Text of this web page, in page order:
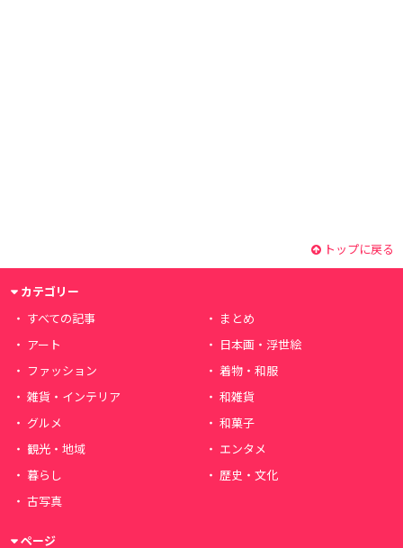
トップに戻る
カテゴリー
すべての記事
まとめ
アート
日本画・浮世絵
ファッション
着物・和服
雑貨・インテリア
和雑貨
グルメ
和菓子
観光・地域
エンタメ
暮らし
歴史・文化
古写真
ページ